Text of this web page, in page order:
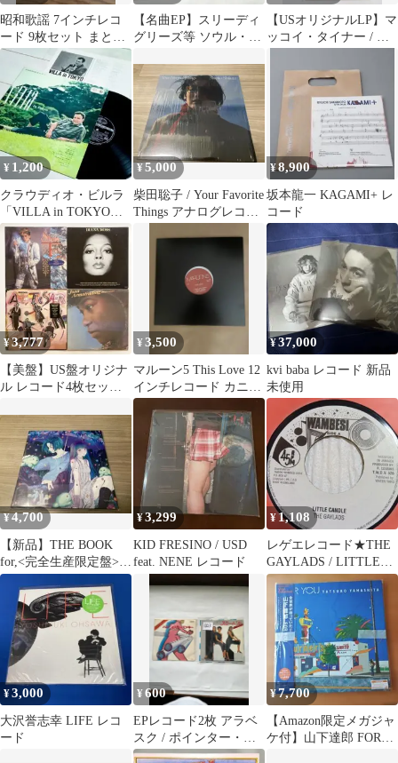
昭和歌謡 7インチレコ
ード 9枚セット まとめ
売り レコード初心者向
【名曲EP】スリーディ
グリーズ等 ソウル・デ
ド 3枚セット
【USオリジナルLP】マ
ッコイ・タイナー / ア
ジャズ
¥ 1,200
クラウディオ・ビルラ
「VILLA in TOKYO」
LPレコード
¥5,000
柴田聡子 / Your Favorite
Things アナログレコー
¥8,900
坂本龍一 KAGAMI+ レ
コード
¥3,777
【美盤】US盤オリジナ
ル レコード4枚セット
レアグルーヴ
¥3,500
マルーン5 This Love 12
インチレコード カニ
エ・ウェストREMIX
¥37,000
kvi baba レコード 新品
未使用
¥4,700
【新品】THE BOOK
for,<完全生産限定盤>
YOASOBI
¥3,299
KID FRESINO / USD
feat. NENE レコード
¥1,108
レゲエレコード★THE
GAYLADS / LITTLE
CANDLE
¥3,000
大沢誉志幸 LIFE レコ
ード
¥600
EPレコード2枚 アラベ
スク / ポインター・シ
スターズ 昭和レトロ 洋
¥7,700
​【Amazon限定メガジャ
ケ付】山下達郎 FOR